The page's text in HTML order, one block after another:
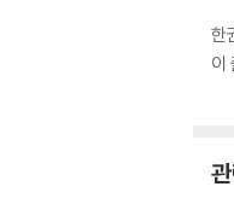
한
이